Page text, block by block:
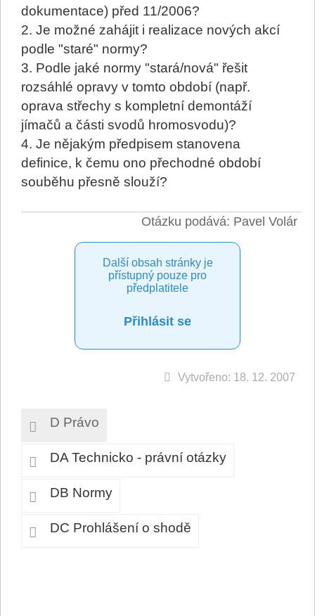
dokumentace) před 11/2006?
2. Je možné zahájit i realizace nových akcí
podle "staré" normy?
3. Podle jaké normy "stará/nová" řešit
rozsáhlé opravy v tomto období (např.
oprava střechy s kompletní demontáží
jímačů a části svodů hromosvodu)?
4. Je nějakým předpisem stanovena
definice, k čemu ono přechodné období
souběhu přesně slouží?
Otázku podává: Pavel Volár
Další obsah stránky je
přístupný pouze pro
předplatitele
Přihlásit se
Vytvořeno: 18. 12. 2007
D Právo
DA Technicko - právní otázky
DB Normy
DC Prohlášení o shodě